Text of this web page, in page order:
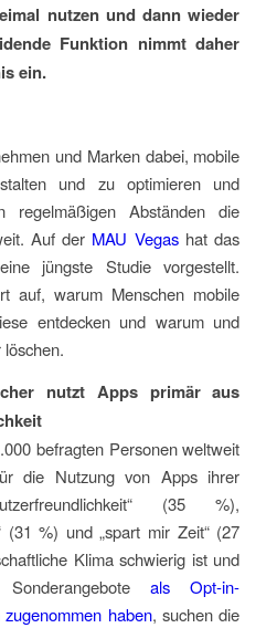
nutzen und dann wieder
Funktion nimmt daher
ein.
und Marken dabei, mobile
und zu optimieren und
regelmäßigen Abständen die
Auf der MAU Vegashat das
jüngste Studie vorgestellt.
auf, warum Menschen mobile
entdecken und warum und
nutzt Apps primär aus
befragten Personen weltweit
die Nutzung von Apps ihrer
(35 %),
(31 %) und „spart mir Zeit“ (27
Klima schwierig ist und
als Opt-in-
haben, suchen die